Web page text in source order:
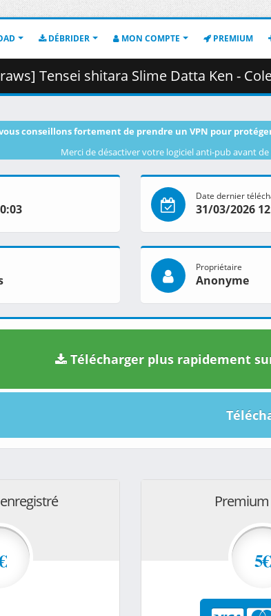
DÉBRIDER MON COMPTE PREMIUM
shitara Slime Datta Ken - Coleus no Yume - 01
conseillons fortement de prendre un VPN pour
Merci de désactiver votre logiciel anti-pub avant
Date dernier
31/03/2026
Propriétaire
Anonyme
Télécharger plus rapidement sur
5€